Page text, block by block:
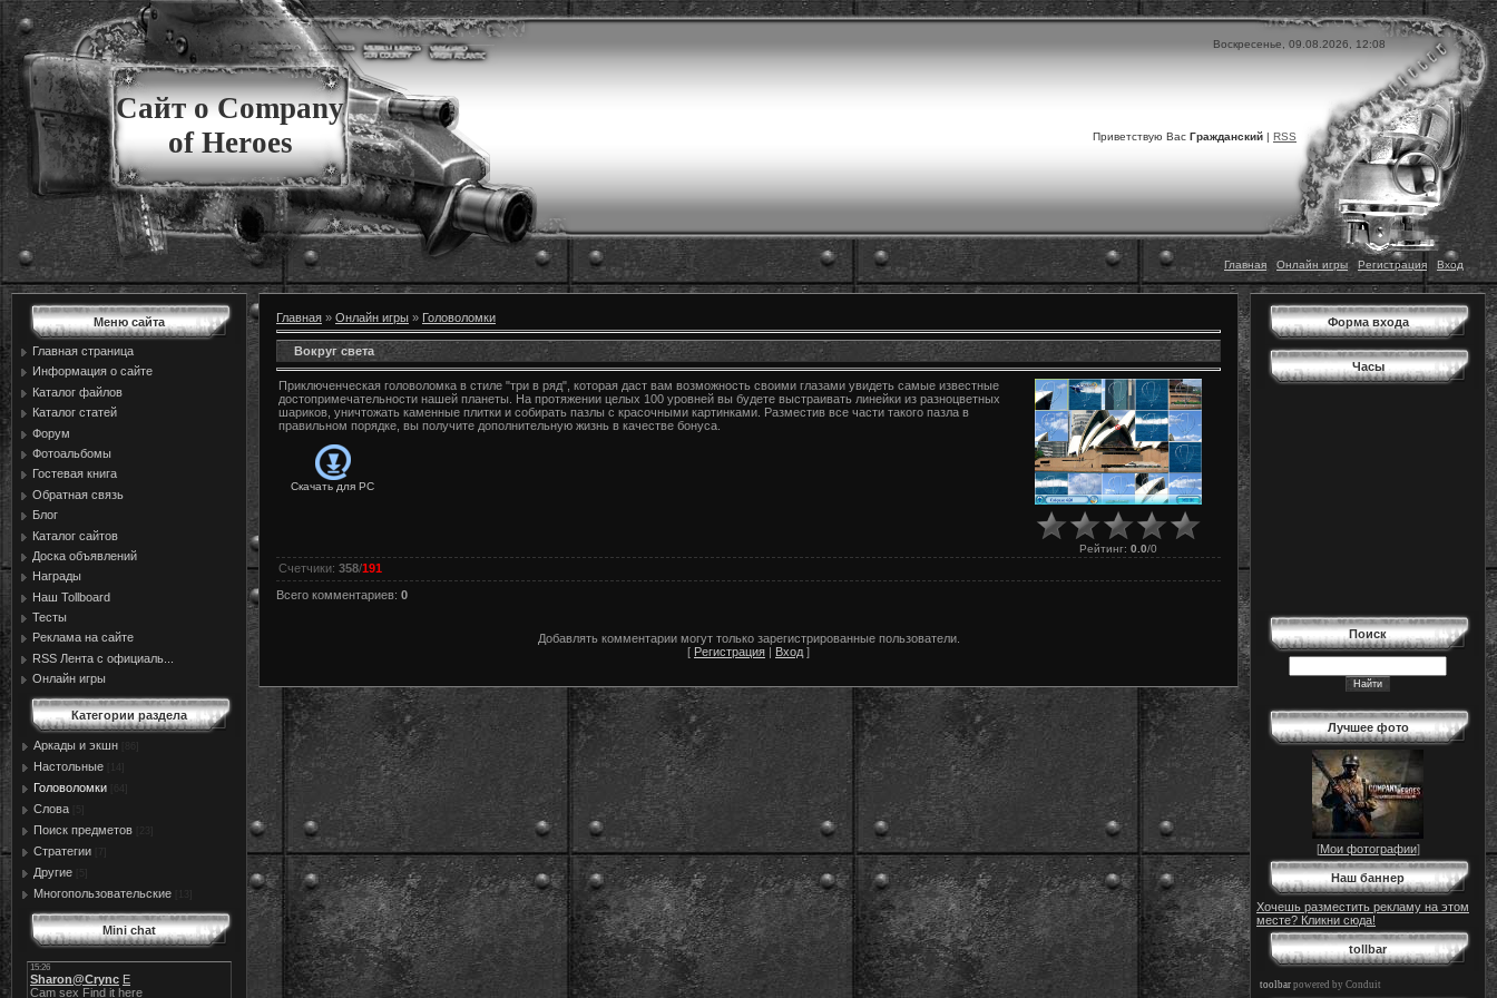
Воскресенье, 09.08.2026, 12:08
Сайт о Company
of Heroes
Приветствую Вас Гражданский | RSS
Главная Онлайн игры Регистрация Вход
Меню сайта
Главная страница
Информация о сайте
Каталог файлов
Каталог статей
Форум
Фотоальбомы
Гостевая книга
Обратная связь
Блог
Каталог сайтов
Доска объявлений
Награды
Наш Tollboard
Тесты
Реклама на сайте
RSS Лента с официаль...
Онлайн игры
Категории раздела
Аркады и экшн
Настольные
Головоломки
Слова
Поиск предметов
Стратегии
Другие
Многопользовательские
Mini chat
Главная » Онлайн игры » Головоломки
Вокруг света
Приключенческая головоломка в стиле "три в ряд", которая даст вам возможность своими глазами увидеть самые известные
достопримечательности нашей планеты. На протяжении целых 100 уровней вы будете выстраивать линейки из разноцветных
шариков, уничтожать каменные плитки и собирать пазлы с красочными картинками. Разместив все части такого пазла в
правильном порядке, вы получите дополнительную жизнь в качестве бонуса.
Скачать для PC
Рейтинг: 0.0/0
Счетчики: 358/191
Всего комментариев: 0
Добавлять комментарии могут только зарегистрированные пользователи.
[ Регистрация Вход ]
Форма входа
Часы
Поиск
Лучшее фото
[Мои фотографии]
Наш баннер
Хочешь разместить рекламу на этом
месте? Кликни сюда!
tollbar
toolbar powered by Conduit